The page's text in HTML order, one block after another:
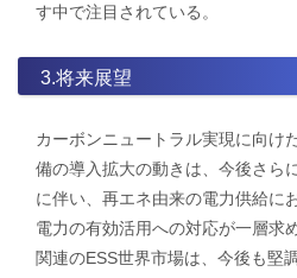
す中で注目されている。
3.将来展望
カーボンニュートラル実現に向け
備の導入拡大の動きは、今後さら
に伴い、再エネ由来の電力供給に
電力の有効活用への対応が一層求
関連のESS世界市場は、今後も堅